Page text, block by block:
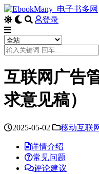
登录
互联网广告
求意见稿）
2025-05-02 移动互联
详情介绍
常见问题
评论建议